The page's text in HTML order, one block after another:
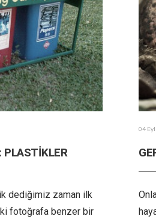
PLASTİKLER
dediğimiz zaman ilk
fotoğrafa benzer bir
04